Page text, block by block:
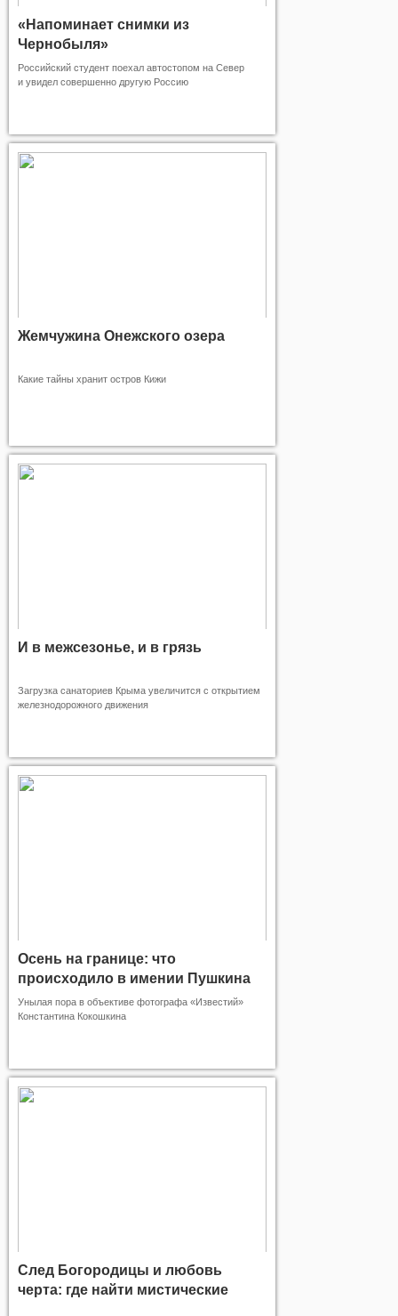
«Напоминает снимки из
Чернобыля»
Российский студент поехал автостопом на Север
и увидел совершенно другую Россию
Жемчужина Онежского озера
Какие тайны хранит остров Кижи
И в межсезонье, и в грязь
Загрузка санаториев Крыма увеличится с открытием
железнодорожного движения
Осень на границе: что
происходило в имении Пушкина
до его рождения
Унылая пора в объективе фотографа «Известий»
Константина Кокошкина
След Богородицы и любовь
черта: где найти мистические